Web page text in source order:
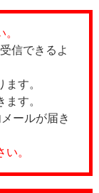
信できるよ
す。
す。
ールが届き
。